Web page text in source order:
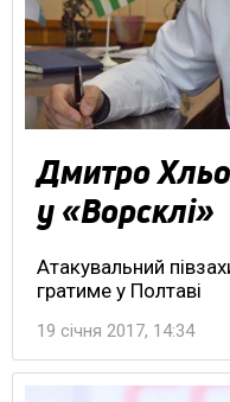
Дмитро
у «Ворсклі»
Атакувальний
гратиме у Полтаві
19 січня 2017, 14:34